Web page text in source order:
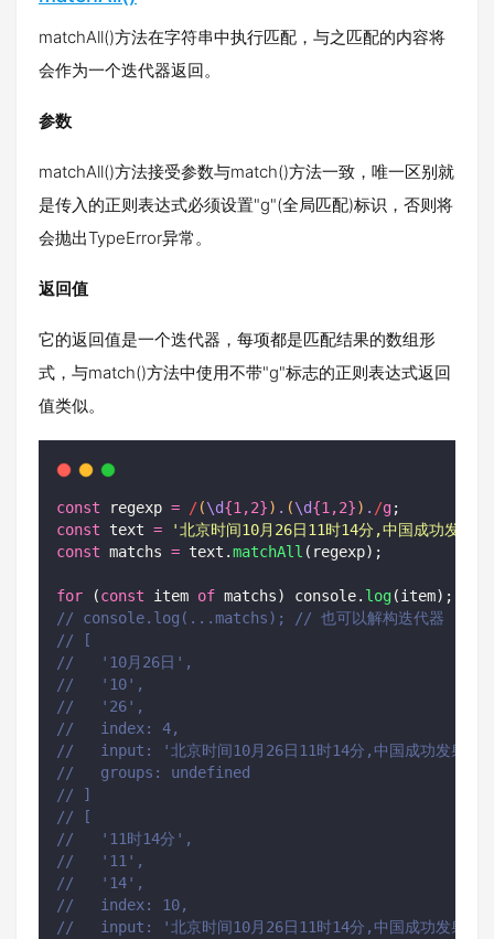
matchAll()方法在字符串中执行匹配，与之匹配的内容将
会作为一个迭代器返回。
参数
matchAll()方法接受参数与match()方法一致，唯一区别就
是传入的正则表达式必须设置"g"(全局匹配)标识，否则将
会抛出TypeError异常。
返回值
它的返回值是一个迭代器，每项都是匹配结果的数组形
式，与match()方法中使用不带"g"标志的正则表达式返回
值类似。
const regexp = /(\d{1,2}) . (\d{1,2}) . /g;
const text = '北京时间10月26日11时14分,中国成功发射
const matchs = text.matchAll (regexp);
for (const item of matchs) console. log(item);
// console.log(...matchs); // 也可以解构迭代器
// [
//   '10月26日',
//   '10',
//   '26',
//   index: 4,
//   input: '北京时间10月26日11时14分,中国成功发射了
//   groups: undefined
// ]
// [
//   '11时14分',
//   '11',
//   '14',
//   index: 10,
//   input: '北京时间10月26日11时14分,中国成功发射了